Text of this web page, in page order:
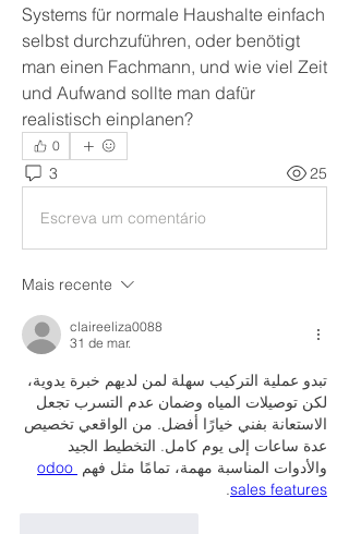
Systems für normale Haushalte einfach
selbst durchzuführen, oder benötigt
man einen Fachmann, und wie viel Zeit
und Aufwand sollte man dafür
realistisch einplanen?
0
3 25
Escreva um comentário
Mais recente
claireeliza0088
31 de mar.
والأدوات المناسبة مهمة، تمامًا مثل فهم odoo
sales features
.